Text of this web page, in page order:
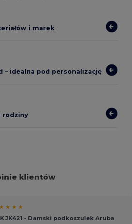
i marek
idealna pod personalizację
rodziny
klientów
★ ★ ★
JK421 - Damski podkoszulek Aruba